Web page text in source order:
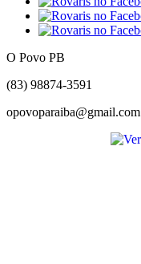
O Povo PB
(83) 98874-3591
opovoparaiba@gmail.com